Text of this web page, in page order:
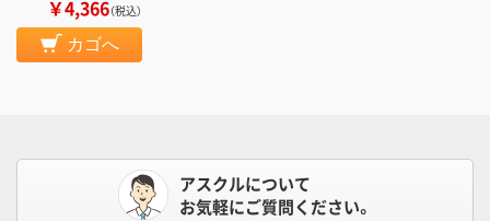
￥4,366（税込）
カゴへ
アスクルについて
お気軽にご質問ください。